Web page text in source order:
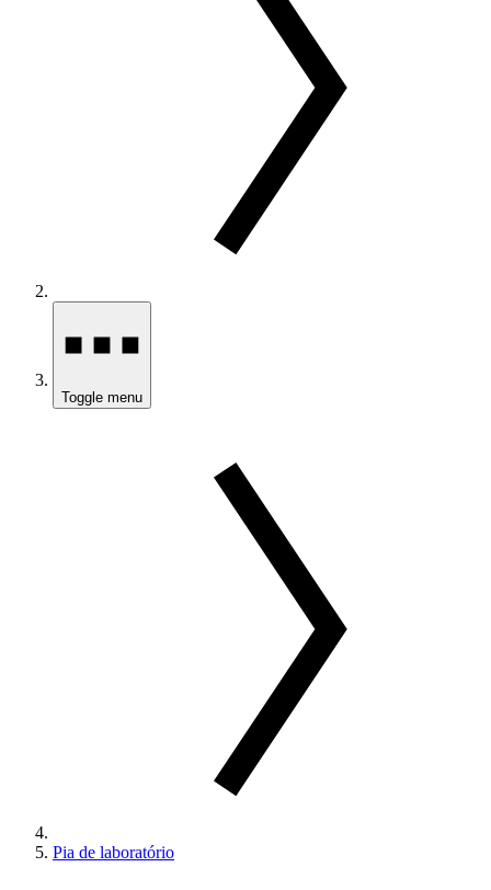
Toggle menu
Pia de laboratório